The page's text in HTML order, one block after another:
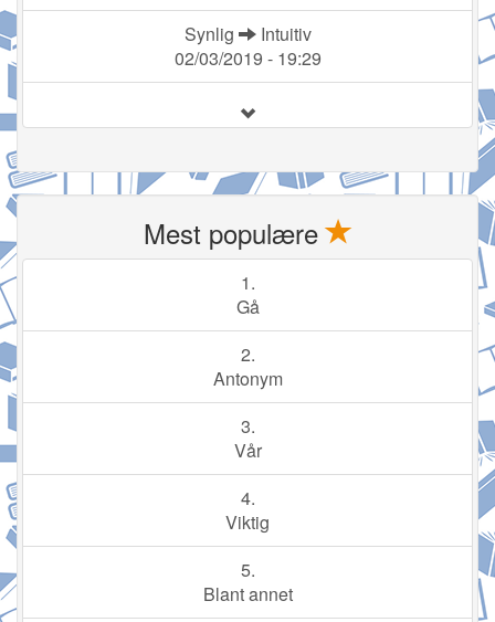
Synlig
Intuitiv
02/03/2019 - 19:29
Mest populære
1.
Gå
2.
Antonym
3.
Vår
4.
Viktig
5.
Blant annet